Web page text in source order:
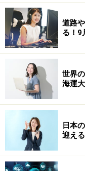
商品や投資行動を推奨
投資や資産運用に関す
行ってください。
掲載情報の正確性・完
が、その内容を保証す
などについて当社は一
最新の情報や詳細に
の公式情報をご確認く
【編集部おすすめの購
Amazon
楽天市場で
道路
る！9
世界
海運
日本
迎え